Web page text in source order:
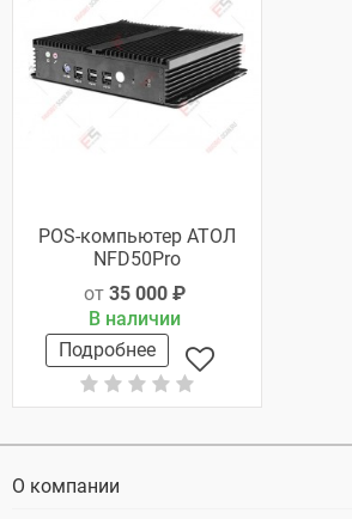
POS-компьютер АТОЛ
NFD50Pro
от 35 000 ₽
В наличии
Подробнее
О компании